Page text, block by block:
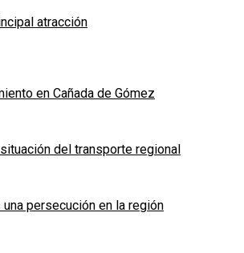
atracción
en Cañada de Gómez
del transporte regional
persecución en la región